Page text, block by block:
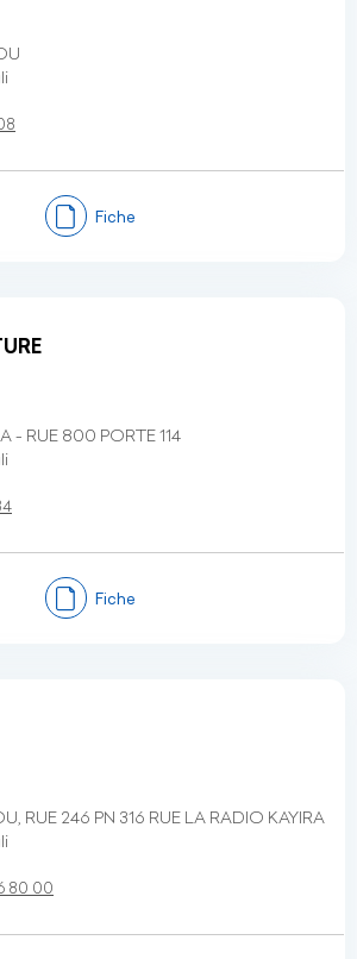
Fiche
- RUE 800 PORTE 114
Fiche
RUE 246 PN 316 RUE LA RADIO KAYIRA
80 00